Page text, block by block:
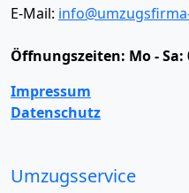
E-Mail:
Öffnungszeiten: Mo - Sa:
Impressum
Datenschutz
Umzugsservice